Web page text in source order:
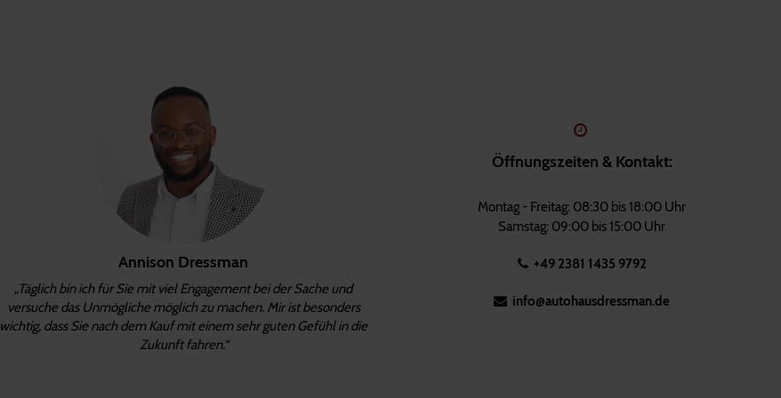
Annison Dressman
„Täglich bin ich für Sie mit viel Engagement bei der Sache und
versuche das Unmögliche möglich zu machen. Mir ist besonders
wichtig, dass Sie nach dem Kauf mit einem sehr guten Gefühl in die
Zukunft fahren.“
Öffnungszeiten & Kontakt:
Montag - Freitag: 08:30 bis 18:00 Uhr
Samstag: 09:00 bis 15:00 Uhr
+49 2381 1435 9792
info@autohausdressman.de